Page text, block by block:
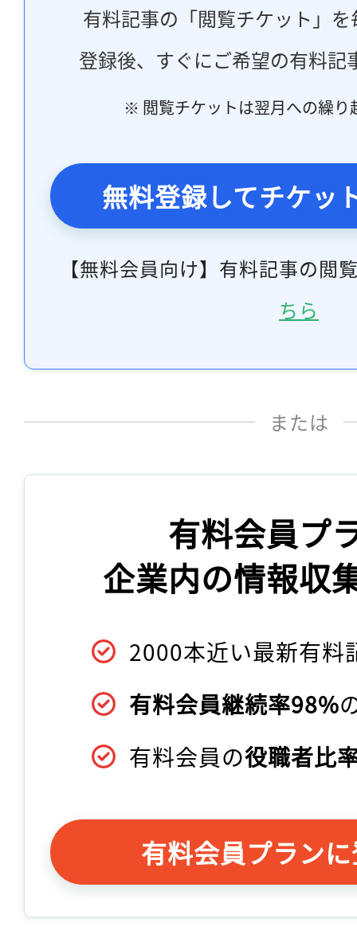
有料記事の「閲覧チケット」
登録後、すぐにご希望の有料記
※ 閲覧チケットは翌月への繰り
無料登録してチケッ
【無料会員向け】有料記事の閲
ちら
または
有料会員プ
企業内の情報収
2000本近い最新有料
有料会員継続率98%
有料会員の役職者比
有料会員プラン